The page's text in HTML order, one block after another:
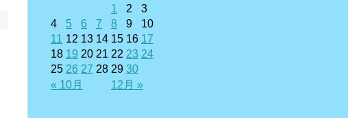
« 10月 12月 »
1 2
3
4
5 6 7 8 9
10
11 12 13 14 15 16 17
18 19 20 21 22 23 24
25 26 27 28 29 30